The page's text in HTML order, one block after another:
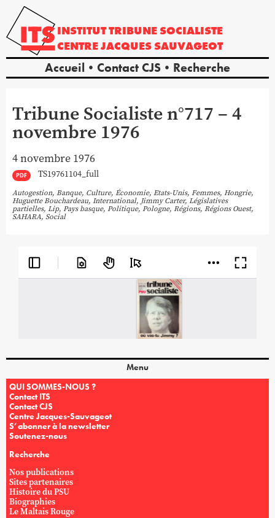
INSTITUTTRIBUNE SOCIALISTE
CENTREJACQUES SAUVAGEOT
Accueil Contact CJS Recherche
Tribune Socialiste n°717 – 4
novembre 1976
4 novembre 1976
PDF TS19761104_full
Autogestion, Banque, Culture, Économie, Etats-Unis, Femmes, Hongrie,
Huguette Bouchardeau, International, Jimmy Carter, Législatives
partielles, Lip, Pays basque, Politique, Pologne, Régions, Régions Ouest,
SAHARA, Social
Menu
QUI SOMMES-NOUS ?
Contact ITS
Contact CJS
Centre Jacques-Sauvageot
S’abonner à la newsletter
Soutenez-nous
Recherche
Nos publications
Sites partenaires
Histoire du PSU
Biographies
Le Maltais Rouge